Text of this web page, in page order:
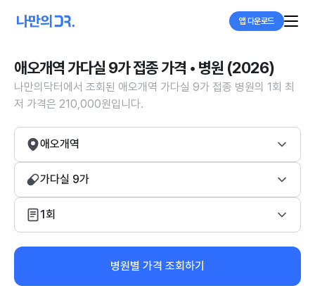
앱 다운로드
애오개역 가다실 9가 접종 가격 • 병원 (2026)
나만의닥터에서 조회된 애오개역 가다실 9가 접종 병원의 1회 최
저 가격은 210,000원입니다.
애오개역
가다실 9가
1회
병원별 가격 조회하기